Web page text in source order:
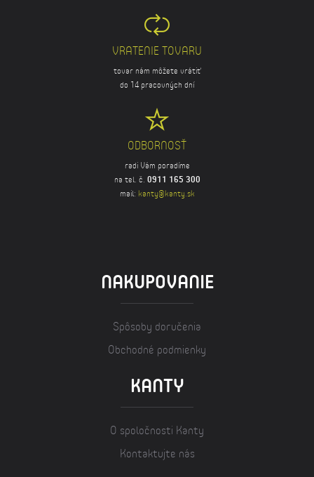
VRATENIE TOVARU
tovar nám môžete vrátiť
do 14 pracovných dní
ODBORNOSŤ
radi Vám poradíme
na tel. č. 0911 165 300
mail: kanty@kanty.sk
NAKUPOVANIE
Spôsoby doručenia
Obchodné podmienky
KANTY
O spoločnosti Kanty
Kontaktujte nás